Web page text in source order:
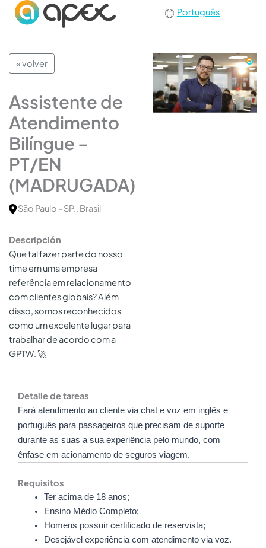
Português
« volver
Assistente de
Atendimento
Bilíngue –
PT/EN
(MADRUGADA)
São Paulo - SP., Brasil
Descripción
Que tal fazer parte do nosso
time em uma empresa
referência em relacionamento
com clientes globais? Além
disso, somos reconhecidos
como um excelente lugar para
trabalhar de acordo com a
GPTW. 🚀
Detalle de tareas
Fará atendimento ao cliente via chat e voz em inglês e
português para passageiros que precisam de suporte
durante as suas a sua experiência pelo mundo, com
ênfase em acionamento de seguros viagem.
Requisitos
Ter acima de 18 anos;
Ensino Médio Completo;
Homens possuir certificado de reservista;
Desejável experiência com atendimento via voz.